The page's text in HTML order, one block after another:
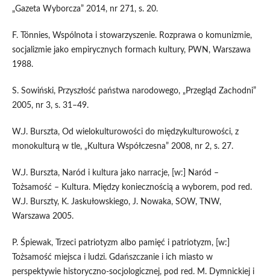
„Gazeta Wyborcza” 2014, nr 271, s. 20.
F. Tönnies, Wspólnota i stowarzyszenie. Rozprawa o komunizmie,
socjalizmie jako empirycznych formach kultury, PWN, Warszawa
1988.
S. Sowiński, Przyszłość państwa narodowego, „Przegląd Zachodni”
2005, nr 3, s. 31–49.
W.J. Burszta, Od wielokulturowości do międzykulturowości, z
monokulturą w tle, „Kultura Współczesna” 2008, nr 2, s. 27.
W.J. Burszta, Naród i kultura jako narracje, [w:] Naród –
Tożsamość – Kultura. Między koniecznością a wyborem, pod red.
W.J. Burszty, K. Jaskułowskiego, J. Nowaka, SOW, TNW,
Warszawa 2005.
P. Śpiewak, Trzeci patriotyzm albo pamięć i patriotyzm, [w:]
Tożsamość miejsca i ludzi. Gdańszczanie i ich miasto w
perspektywie historyczno-socjologicznej, pod red. M. Dymnickiej i